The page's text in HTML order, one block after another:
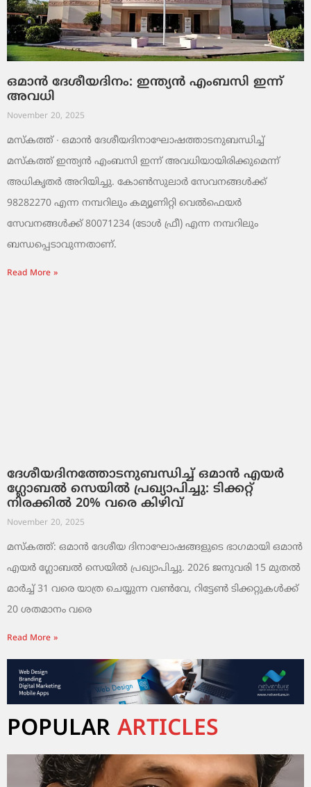
ഒമാൻ ദേശീയദിനം: ഇന്ത്യൻ എംബസി ഇന്ന്
അവധി
November 20, 2025
മസ്‌കത്ത് ∙ ഒമാൻ ദേശീയദിനാഘോഷത്താടനുബന്ധിച്ച്
മസ്‌കത്ത് ഇന്ത്യൻ എംബസി ഇന്ന് അവധിയായിരിക്കുമെന്ന്
അധികൃതർ അറിയിച്ചു. കോൺസുലാർ സേവനങ്ങൾക്ക്
98282270 എന്ന നമ്പറിലും കമ്യൂണിറ്റി വെൽഫെയർ
സേവനങ്ങൾക്ക് 80071234 (ടോൾ ഫ്രീ) എന്ന നമ്പറിലും
ബന്ധപ്പെടാവുന്നതാണ്.
Read More »
ദേശീയദിനത്തോടനുബന്ധിച്ച് ഒമാൻ എയർ
ഗ്ലോബൽ സെയിൽ പ്രഖ്യാപിച്ചു: ടിക്കറ്റ്
നിരക്കിൽ 20% വരെ കിഴിവ്
November 20, 2025
മസ്‌കത്ത്: ഒമാൻ ദേശീയ ദിനാഘോഷങ്ങളുടെ ഭാഗമായി ഒമാൻ
എയർ ഗ്ലോബൽ സെയിൽ പ്രഖ്യാപിച്ചു. 2026 ജനുവരി 15 മുതൽ
മാർച്ച് 31 വരെ യാത്ര ചെയ്യുന്ന വൺവേ, റിട്ടേൺ ടിക്കറ്റുകൾക്ക്
20 ശതമാനം വരെ
Read More »
POPULAR ARTICLES